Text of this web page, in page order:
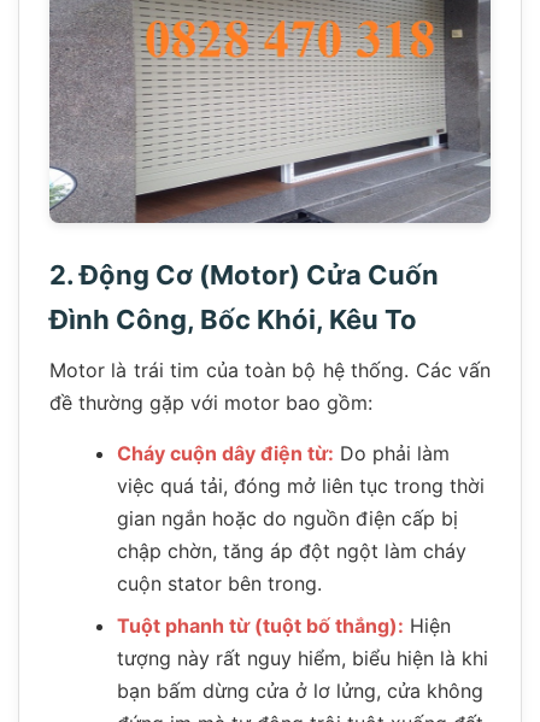
2. Động Cơ (Motor) Cửa Cuốn
Đình Công, Bốc Khói, Kêu To
Motor là trái tim của toàn bộ hệ thống. Các vấn
đề thường gặp với motor bao gồm:
Cháy cuộn dây điện từ: Do phải làm
việc quá tải, đóng mở liên tục trong thời
gian ngắn hoặc do nguồn điện cấp bị
chập chờn, tăng áp đột ngột làm cháy
cuộn stator bên trong.
Tuột phanh từ (tuột bố thắng): Hiện
tượng này rất nguy hiểm, biểu hiện là khi
bạn bấm dừng cửa ở lơ lửng, cửa không